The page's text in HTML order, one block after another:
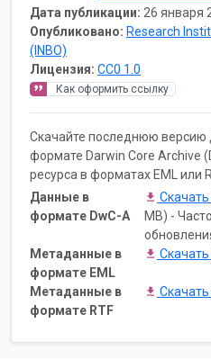
Дата публикации: 26 января
Опубликовано: Research
(INBO)
Лицензия: CC0 1.0
Как оформить ссылку
Скачайте последнюю версию
формате Darwin Core Archive
ресурса в форматах EML или
Данные в
формате DwC-A
Скачать
MB) -
Метаданные в
формате EML
Скачать
Метаданные в
формате RTF
Скачать